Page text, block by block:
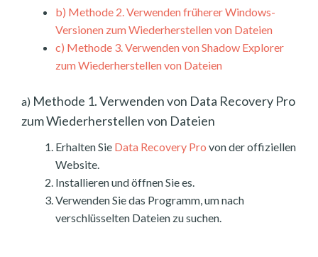
b) Methode 2. Verwenden früherer Windows-
Versionen zum Wiederherstellen von Dateien
c) Methode 3. Verwenden von Shadow Explorer
zum Wiederherstellen von Dateien
a) Methode 1. Verwenden von Data Recovery Pro
zum Wiederherstellen von Dateien
Erhalten Sie Data Recovery Pro von der offiziellen
Website.
Installieren und öffnen Sie es.
Verwenden Sie das Programm, um nach
verschlüsselten Dateien zu suchen.